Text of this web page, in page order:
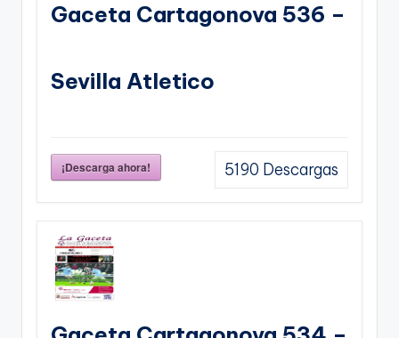
Gaceta Cartagonova 536 –
Sevilla Atletico
¡Descarga ahora! 5190 Descargas